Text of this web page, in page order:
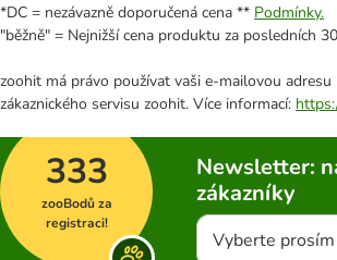
*DC = nezávazně doporučená cena ** Podmínky.
"běžně" = Nejnižší cena produktu za posledních
zoohit má právo používat vaši e-mailovou
zákaznického servisu zoohit. Více informací:
333
zooBodů za
registraci!
Newsletter:
zákazníky
Vyberte